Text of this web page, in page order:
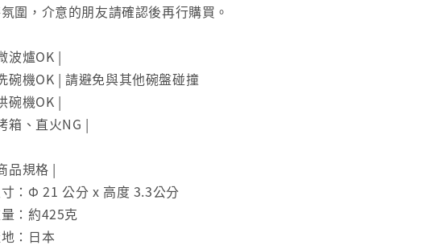
圍，介意的朋友請確認後再行購買。
波爐OK |
碗機OK | 請避免與其他碗盤碰撞
碗機OK |
箱、直火NG |
品規格 |
：Φ 21 公分 x 高度 3.3公分
：約425克
：日本